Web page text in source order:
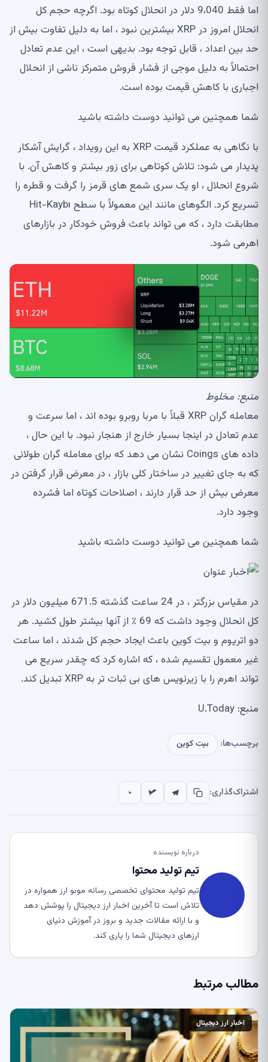
اما فقط 9،040 دلار در انحلال کوتاه بود. اگرچه حجم کل
انحلال امروز در XRP بیشترین نبود ، اما به دلیل تفاوت بیش از
حد بین اعداد ، قابل توجه بود. بدیهی است ، این عدم تعادل
احتمالاً به دلیل موجی از فشار فروش متمرکز ناشی از انحلال
اجباری با کاهش قیمت بوده است.
شما همچنین می توانید دوست داشته باشید
با نگاهی به عملکرد قیمت XRP به این رویداد ، گرایش آشکار
پدیدار می شود: تلاش کوتاهی برای زور بیشتر و کاهش آن. با
شروع انحلال ، او یک سری شمع های قرمز را گرفت و قطره را
تسریع کرد. الگوهای مانند این معمولاً با سطح Hit-Kaybı
مطابقت دارد ، که می تواند باعث فروش خودکار در بازارهای
اهرمی شود.
منبع: مخلوط
معامله گران XRP قبلاً با مربا روبرو بوده اند ، اما سرعت و
عدم تعادل در اینجا بسیار خارج از هنجار نبود. با این حال ،
داده های Coings نشان می دهد که برای معامله گران طولانی
که به جای تغییر در ساختار کلی بازار ، در معرض قرار گرفتن در
معرض بیش از حد قرار دارند ، اصلاحات کوتاه اما فشرده
وجود دارد.
شما همچنین می توانید دوست داشته باشید
در مقیاس بزرگتر ، در 24 ساعت گذشته 671.5 میلیون دلار در
کل انحلال وجود داشت که 69 ٪ از آنها بیشتر طول کشید. هر
دو اتریوم و بیت کوین باعث ایجاد حجم کل شدند ، اما ساعت
غیر معمول تقسیم شده ، که اشاره کرد که چقدر سریع می
تواند اهرم را با زیرنویس های بی ثبات تر به XRP تبدیل کند.
منبع: U.Today
برچسب‌ها: بیت کوین
اشتراک‌گذاری:
درباره نویسنده
تیم تولید محتوا
تیم تولید محتوای تخصصی رسانه موبو ارز همواره در
تلاش است تا آخرین اخبار ارز دیجیتال را پوشش دهد
و با ارائه مقالات جدید و بروز در آموزش دنیای
ارزهای دیجیتال شما را یاری کند.
مطالب مرتبط
اخبار ارز دیجیتال